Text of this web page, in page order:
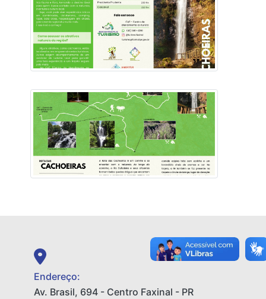
Endereço:
Av. Brasil, 694 - Centro Faxinal - PR